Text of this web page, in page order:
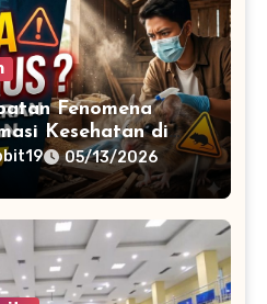
Fenomena
Kesehatan di
05/13/2026